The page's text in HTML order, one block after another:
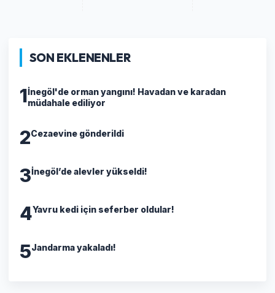
SON EKLENENLER
1İnegöl'de orman yangını! Havadan ve karadan
müdahale ediliyor
2Cezaevine gönderildi
3İnegöl’de alevler yükseldi!
4Yavru kedi için seferber oldular!
5Jandarma yakaladı!